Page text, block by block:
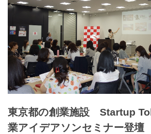
東京都の創業施設 Startup
業アイデアソンセミナー登